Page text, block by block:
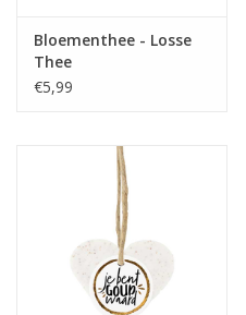
Bloementhee - Losse
Thee
€5,99